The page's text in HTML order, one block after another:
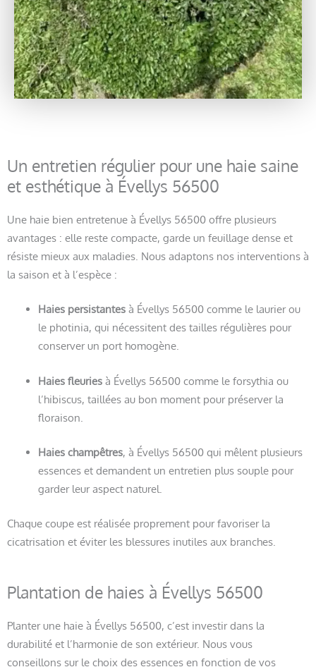
Un entretien régulier pour une haie saine
et esthétique à Évellys 56500
Une haie bien entretenue à Évellys 56500 offre plusieurs
avantages : elle reste compacte, garde un feuillage dense et
résiste mieux aux maladies. Nous adaptons nos interventions à
la saison et à l’espèce :
Haies persistantesà Évellys 56500 comme le laurier ou
le photinia, qui nécessitent des tailles régulières pour
conserver un port homogène.
Haies fleuriesà Évellys 56500 comme le forsythia ou
l’hibiscus, taillées au bon moment pour préserver la
floraison.
Haies champêtres, à Évellys 56500 qui mêlent plusieurs
essences et demandent un entretien plus souple pour
garder leur aspect naturel.
Chaque coupe est réalisée proprement pour favoriser la
cicatrisation et éviter les blessures inutiles aux branches.
Plantation de haies à Évellys 56500
Planter une haie à Évellys 56500, c’est investir dans la
durabilité et l’harmonie de son extérieur. Nous vous
conseillons sur le choix des essences en fonction de vos